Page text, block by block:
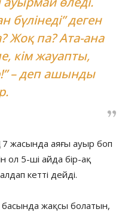
деген
Жоқ па? Ата-ана
кім жауапты,
– деп ашынды
жасында аяғы ауыр боп
ол 5-ші айда бір-ақ
кетті дейді.
басында жақсы болатын,